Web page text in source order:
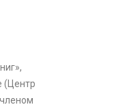
(Центр
членом